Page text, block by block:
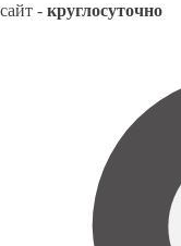
сайт - круглосуточно